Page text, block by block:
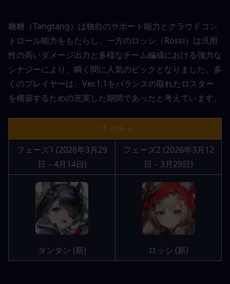
糖糖（Tangtang）は独自のサポート能力とクラウドコン
トロール能力をもたらし、一方のロッシ（Rossi）は汎用
性の高いダメージ出力と多様なチーム編成における強力な
シナジーにより、瞬く間に人気のピックとなりました。多
くのプレイヤーは、Ver.1.1をバランスの取れたロスター
を構築するための充実した期間であったと考えています。
1.1 ガチャ
フェーズ1 (2026年3月29
日 – 4月14日)
フェーズ2 (2026年3月12
日 – 3月29日)
タンタン (新) ロッシ (新)